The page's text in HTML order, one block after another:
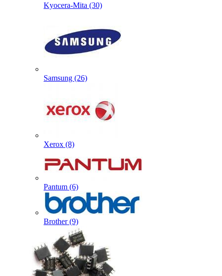
Kyocera-Mita (30)
Samsung (26)
Xerox (8)
Pantum (6)
Brother (9)